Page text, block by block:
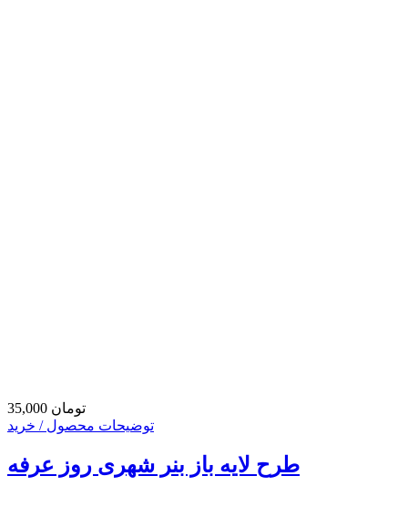
35,000 تومان
توضیحات محصول / خرید
طرح لایه باز بنر شهری روز عرفه